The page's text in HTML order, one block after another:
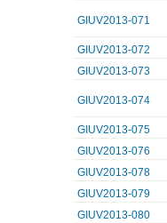
GIUV2013-071
GIUV2013-072
GIUV2013-073
GIUV2013-074
GIUV2013-075
GIUV2013-076
GIUV2013-078
GIUV2013-079
GIUV2013-080